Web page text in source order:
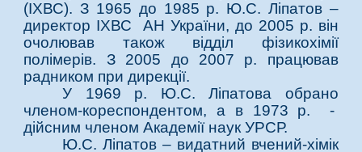
(ІХВС). З 1965 до 1985 р. Ю.С. Ліпатов –
директор ІХВС АН України, до 2005 р. він
очолював також відділ фізикохімії
полімерів. З 2005 до 2007 р. працював
радником при дирекції.
У 1969 р. Ю.С. Ліпатова обрано
членом-кореспондентом, а в 1973 р. -
дійсним членом Академії наук УРСР.
Ю.С. Ліпатов – видатний вчений-хімік